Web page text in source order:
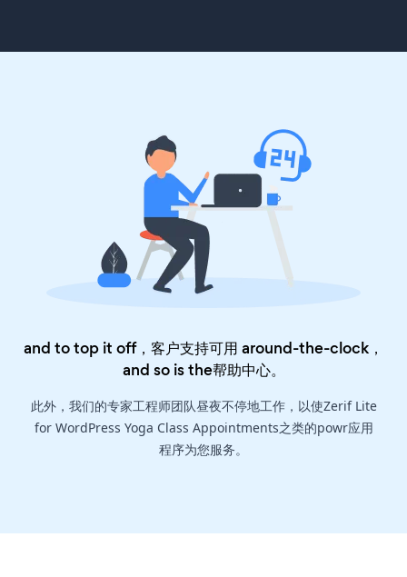
and to top it off，客户支持可用 around-the-clock，
and so is the帮助中心。
此外，我们的专家工程师团队昼夜不停地工作，以使Zerif Lite
for WordPress Yoga Class Appointments之类的powr应用
程序为您服务。